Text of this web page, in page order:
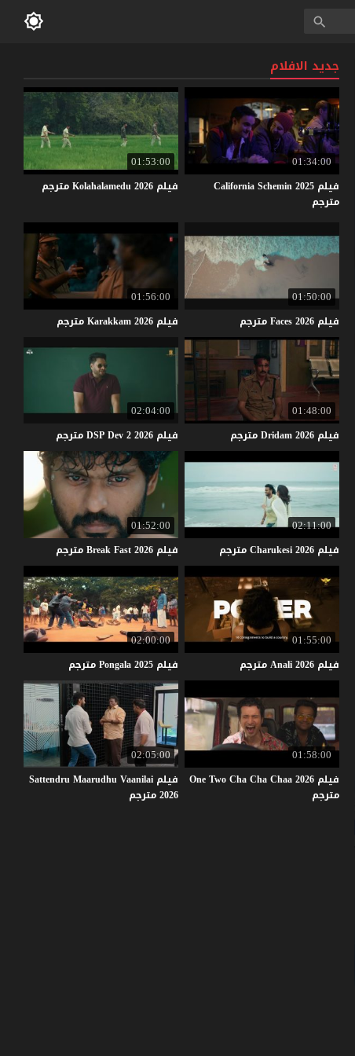
جديد الافلام
01:34:00
فيلم California Schemin 2025
مترجم
01:53:00
فيلم Kolahalamedu2026 مترجم
01:50:00
فيلم Faces2026 مترجم
01:56:00
فيلم Karakkam2026 مترجم
01:48:00
فيلم Dridam2026 مترجم
02:04:00
فيلم DSPDev22026 مترجم
02:11:00
فيلم Charukesi2026 مترجم
01:52:00
فيلم BreakFast2026 مترجم
01:55:00
فيلم Anali2026 مترجم
02:00:00
فيلم Pongala2025 مترجم
01:58:00
فيلم One Two Cha Cha Chaa 2026
مترجم
02:05:00
فيلم Sattendru Maarudhu Vaanilai
2026 مترجم